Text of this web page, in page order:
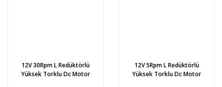
12V 30Rpm L Redüktörlü
Yüksek Torklu Dc Motor
12V 5Rpm L Redüktörlü
Yüksek Torklu Dc Motor